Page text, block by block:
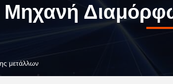
Μηχανή
μετάλλων